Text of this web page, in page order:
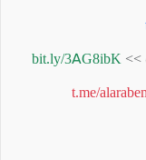
>>
bit.ly/3AG8ibK
t.me/